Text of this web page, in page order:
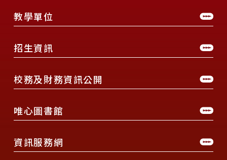
教學單位
招生資訊
校務及財務資訊公開
唯心圖書館
資訊服務網